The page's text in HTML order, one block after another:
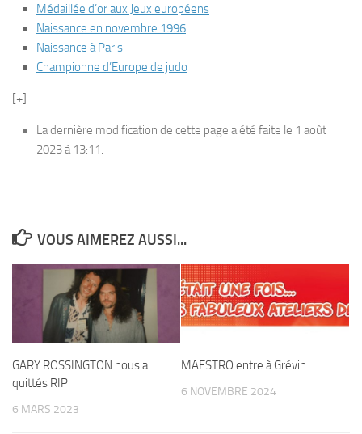
Médaillée d’or aux Jeux européens
Naissance en novembre 1996
Naissance à Paris
Championne d’Europe de judo
[+]
La dernière modification de cette page a été faite le 1 août
2023 à 13:11.
VOUS AIMEREZ AUSSI...
GARY ROSSINGTON nous a
quittés RIP
6 MARS 2023
MAESTRO entre à Grévin
6 NOVEMBRE 2024